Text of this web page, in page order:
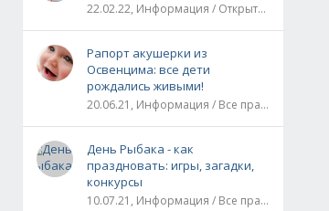
22.02.22, Информация / Открытки / Все праздники
Рапорт акушерки из
Освенцима: все дети
рождались живыми!
20.06.21, Информация / Все праздники / Рассказы и истории
День Рыбака - как
праздновать: игры, загадки,
конкурсы
10.07.21, Информация / Все праздники